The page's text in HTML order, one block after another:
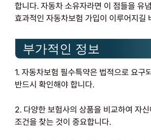
합니다. 자동차 소유자라면 이 점들을 유
효과적인 자동차보험 가입이 이루어지길
부가적인 정보
1. 자동차보험 필수특약은 법적으로 요구
반드시 확인해야 합니다.
2. 다양한 보험사의 상품을 비교하여 자
조건을 찾는 것이 중요합니다.